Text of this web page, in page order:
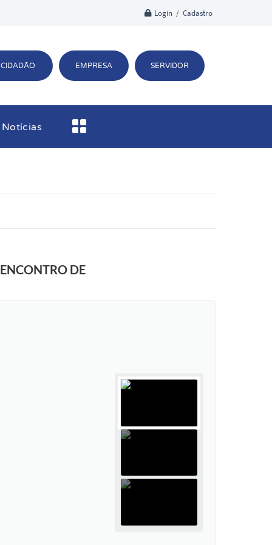
Login / Cadastro
CIDADÃO EMPRESA SERVIDOR
Notícias
DE